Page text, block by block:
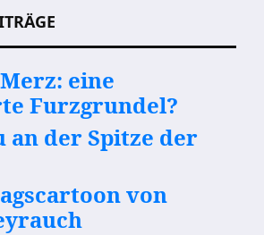
eine
Furzgrundel?
an der Spitze der
von